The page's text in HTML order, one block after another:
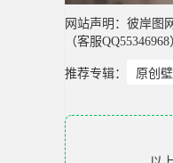
网站声明：彼岸图
（客服
推荐专辑： 原创